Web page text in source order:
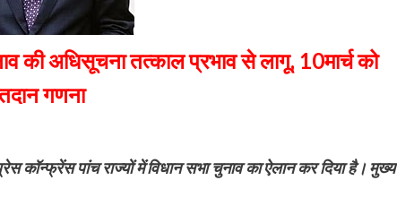
की अधिसूचना तत्काल प्रभाव से लागू, 10मार्च को
गणना
कॉन्फ्रेंस पांच राज्यों में विधान सभा चुनाव का ऐलान कर दिया है। मुख्य